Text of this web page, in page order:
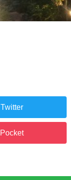
Twitter
Pocket